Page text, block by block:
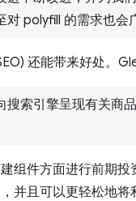
对 polyfill 的需求也会
还能带来好处。
搜索引擎呈现有关商
组件方面进行前期
并且可以更轻松地将